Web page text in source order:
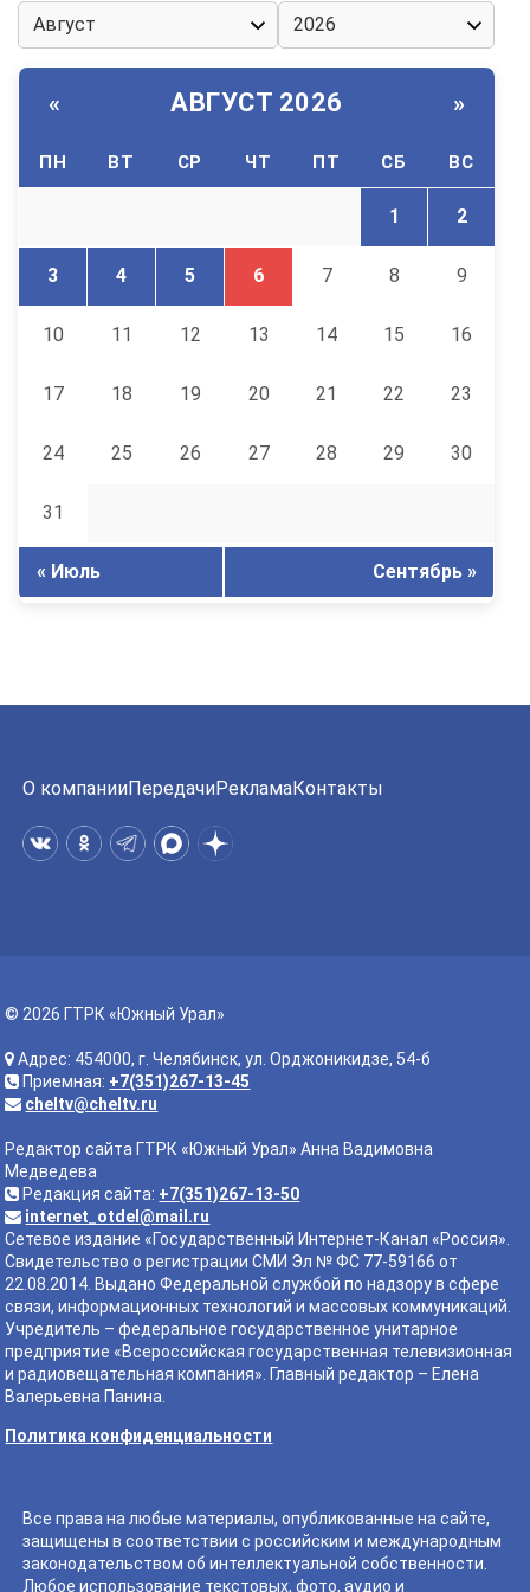
« АВГУСТ 2026 »
ПН ВТ СР ЧТ ПТ СБ ВС
1 2
3 4 5 6 7 8 9
10 11 12 13 14 15 16
17 18 19 20 21 22 23
24 25 26 27 28 29 30
31
« Июль Сентябрь »
О компанииПередачиРекламаКонтакты
© 2026 ГТРК «Южный Урал»
Адрес: 454000, г. Челябинск, ул. Орджоникидзе, 54-б
Приемная: +7(351)267-13-45
cheltv@cheltv.ru
Редактор сайта ГТРК «Южный Урал» Анна Вадимовна
Медведева
Редакция сайта: +7(351)267-13-50
internet_otdel@mail.ru
Сетевое издание «Государственный Интернет-Канал «Россия».
Свидетельство о регистрации СМИ Эл № ФС 77-59166 от
22.08.2014. Выдано Федеральной службой по надзору в сфере
связи, информационных технологий и массовых коммуникаций.
Учредитель – федеральное государственное унитарное
предприятие «Всероссийская государственная телевизионная
и радиовещательная компания». Главный редактор – Елена
Валерьевна Панина.
Политика конфиденциальности
Все права на любые материалы, опубликованные на сайте,
защищены в соответствии с российским и международным
законодательством об интеллектуальной собственности.
Любое использование текстовых, фото, аудио и